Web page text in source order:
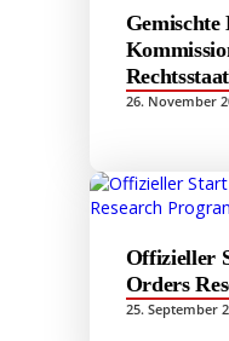
26. November
Offizieller
Orders
25. September